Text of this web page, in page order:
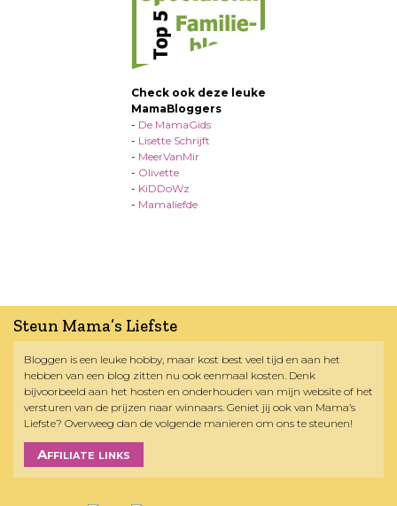
Check ook deze leuke
MamaBloggers
- De MamaGids
- Lisette Schrijft
- MeerVanMir
- Olivette
- KiDDoWz
- Mamaliefde
Steun Mama’s Liefste
Bloggen is een leuke hobby, maar kost best veel tijd en aan het
hebben van een blog zitten nu ook eenmaal kosten. Denk
bijvoorbeeld aan het hosten en onderhouden van mijn website of het
versturen van de prijzen naar winnaars. Geniet jij ook van Mama’s
Liefste? Overweeg dan de volgende manieren om ons te steunen!
Affiliate links